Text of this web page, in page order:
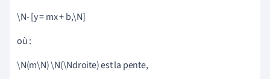
\N- [y = mx + b,\N]
où :
\N(m\N) \N(\Ndroite) est la pente,